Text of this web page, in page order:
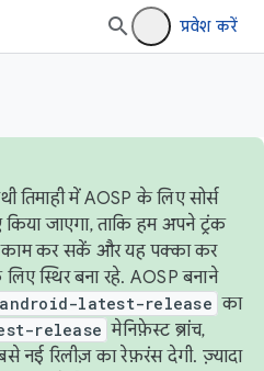
प्रवेश करें
तिमाही में AOSP के लिए सोर्स
जाएगा, ताकि हम अपने ट्रंक
कर सकें और यह पक्का कर
स्थिर बना रहे. AOSP बनाने
android-latest-release का
release मेनिफ़ेस्ट ब्रांच,
नई रिलीज़ का रेफ़रंस देगी. ज़्यादा